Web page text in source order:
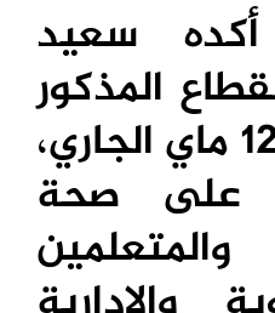
سعيد
المذكور
اليوم الثلاثاء 12 ماي الجاري،
على صحة